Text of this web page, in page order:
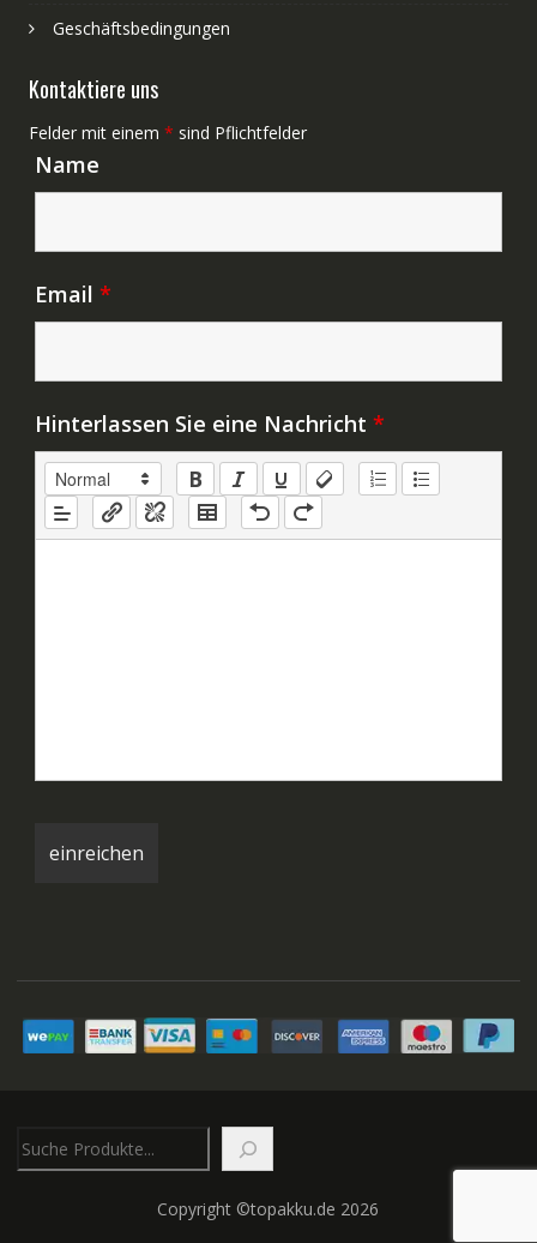
Geschäftsbedingungen
Kontaktiere uns
Felder mit einem * sind Pflichtfelder
Name
Email *
Hinterlassen Sie eine Nachricht *
Copyright ©topakku.de 2026